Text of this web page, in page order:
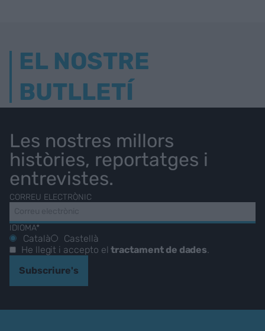
EL NOSTRE
BUTLLETÍ
Les nostres millors
històries, reportatges i
entrevistes.
CORREU ELECTRÒNIC
IDIOMA*
Català
Castellà
He llegit i accepto eltractament de dades.
Subscriure's